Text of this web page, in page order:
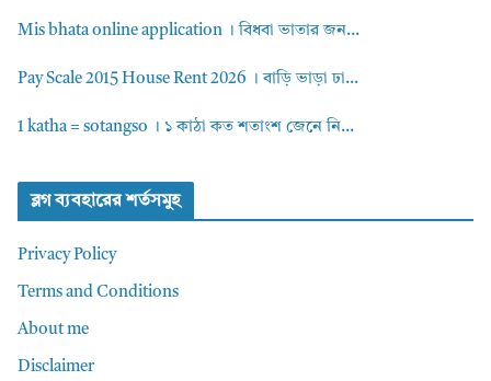
Mis bhata online application । বিধবা ভাতার জন...
Pay Scale 2015 House Rent 2026 । বাড়ি ভাড়া ঢা...
1 katha = sotangso । ১ কাঠা কত শতাংশ জেনে নি...
ব্লগ ব্যবহারের শর্তসমুহ
Privacy Policy
Terms and Conditions
About me
Disclaimer